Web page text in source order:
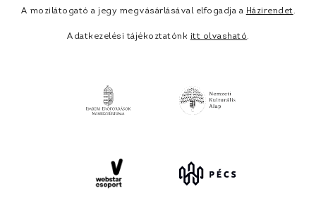
A mozilátogató a jegy megvásárlásával elfogadja a Házirendet.
Adatkezelési tájékoztatónk itt olvasható.